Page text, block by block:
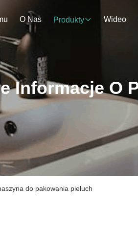
O Nas Produkty Wideo
Informacje O
do pakowania pieluch